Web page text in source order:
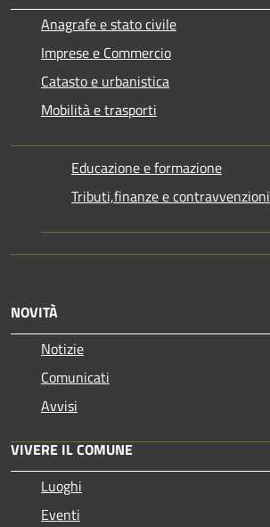
Anagrafe e stato civile
Imprese e Commercio
Catasto e urbanistica
Mobilità e trasporti
Educazione e formazione
Tributi,finanze e contravvenzioni
NOVITÀ
Notizie
Comunicati
Avvisi
VIVERE IL COMUNE
Luoghi
Eventi